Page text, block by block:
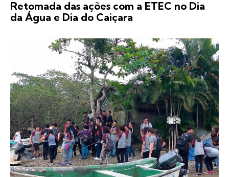
Retomada das ações com a ETEC no Dia
da Água e Dia do Caiçara